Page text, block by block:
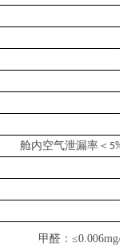
舱内空气泄漏率＜ 5%x
甲醛： ≤0.006mg/